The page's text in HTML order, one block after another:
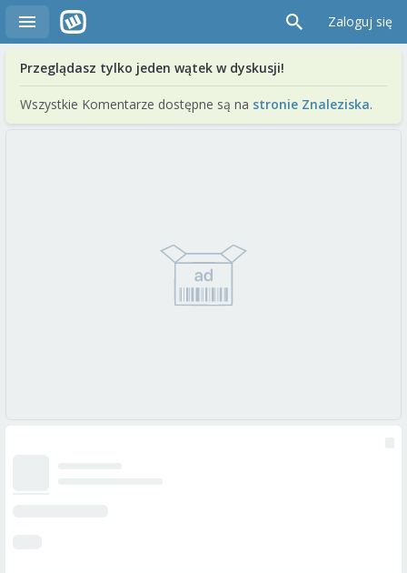
Zaloguj się
Przeglądasz tylko jeden wątek w dyskusji!
Wszystkie Komentarze dostępne są na stronie Znaleziska.